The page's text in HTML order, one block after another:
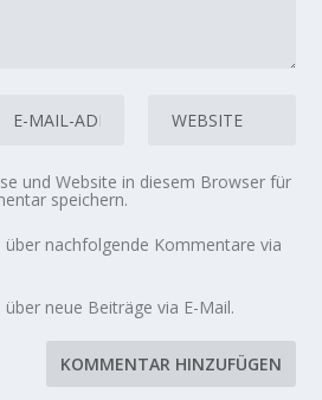
und Website in diesem Browser für
speichern.
über nachfolgende Kommentare via
neue Beiträge via E-Mail.